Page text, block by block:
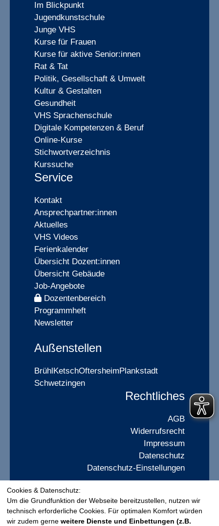
Im Blickpunkt
Jugendkunstschule
Junge VHS
Kurse für Frauen
Kurse für aktive Senior:innen
Rat & Tat
Politik, Gesellschaft & Umwelt
Kultur & Gestalten
Gesundheit
VHS Sprachenschule
Digitale Kompetenzen & Beruf
Online-Kurse
Stichwortverzeichnis
Kurssuche
Service
Kontakt
Ansprechpartner:innen
Aktuelles
VHS Videos
Ferienkalender
Übersicht Dozent:innen
Übersicht Gebäude
Job-Angebote
Dozentenbereich
Programmheft
Newsletter
Außenstellen
BrühlKetschOftersheimPlankstadt
Schwetzingen
Rechtliches
AGB
Widerrufsrecht
Impressum
Datenschutz
Datenschutz-Einstellungen
Cookies & Datenschutz:
Um die Grundfunktion der Webseite bereitzustellen, nutzen wir
technisch erforderliche Cookies. Für optimalen Komfort würden
wir zudem gerne weitere Dienste und Einbettungen (z.B.